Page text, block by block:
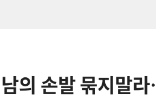
의 손발 묶지말